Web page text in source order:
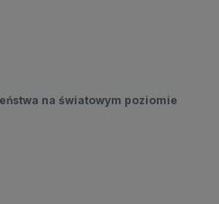
na światowym poziomie